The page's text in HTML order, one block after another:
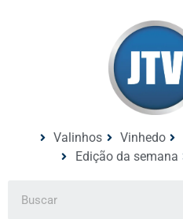
Valinhos Vinhedo
Edição da semana